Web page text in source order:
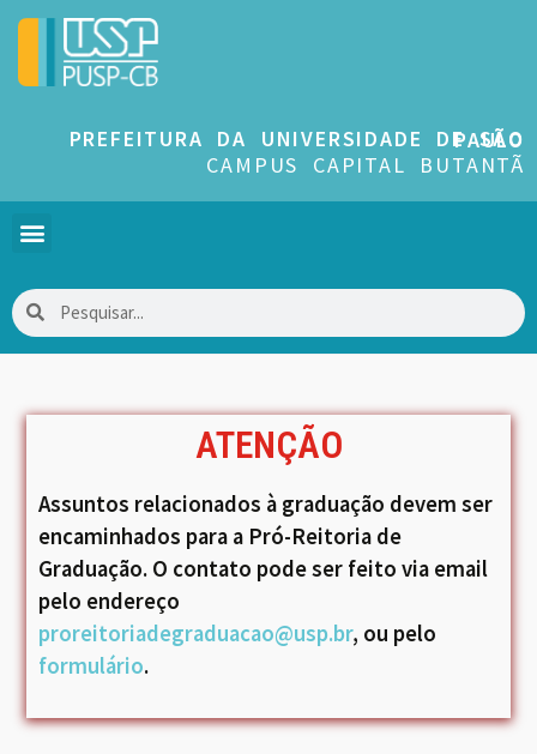
PREFEITURA DA UNIVERSIDADE DE SÃO PAULO
CAMPUS CAPITAL BUTANTÃ
ATENÇÃO
Assuntos relacionados à graduação devem ser
encaminhados para a Pró-Reitoria de
Graduação. O contato pode ser feito via email
pelo endereço
proreitoriadegraduacao@usp.br, ou pelo
formulário.